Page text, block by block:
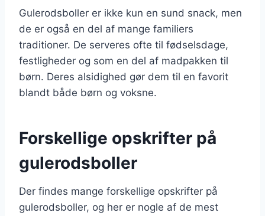
Gulerodsboller er ikke kun en sund snack, men
de er også en del af mange familiers
traditioner. De serveres ofte til fødselsdage,
festligheder og som en del af madpakken til
børn. Deres alsidighed gør dem til en favorit
blandt både børn og voksne.
Forskellige opskrifter på
gulerodsboller
Der findes mange forskellige opskrifter på
gulerodsboller, og her er nogle af de mest